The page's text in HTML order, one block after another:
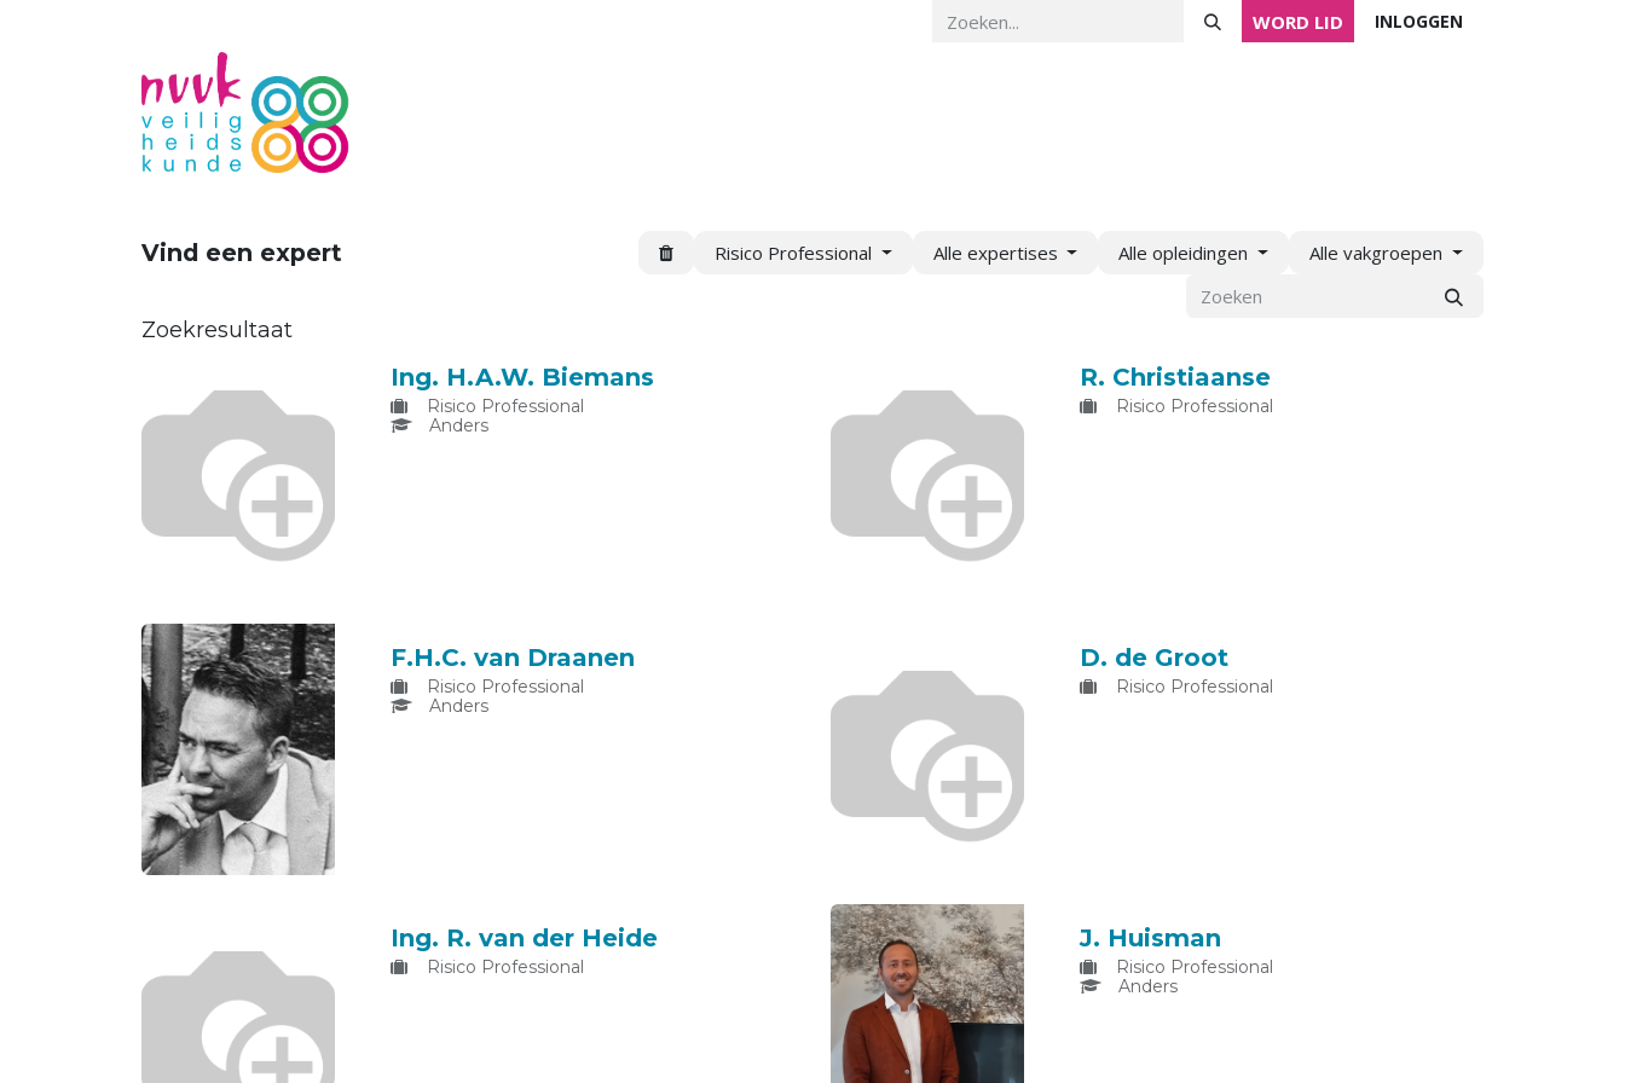
WORD LID INLOGGEN
Vind een expert Risico Professional Alle expertises Alle opleidingen Alle vakgroepen
Zoekresultaat
Ing. H.A.W. Biemans
Risico Professional
Anders
R. Christiaanse
Risico Professional
F.H.C. van Draanen
Risico Professional
Anders
D. de Groot
Risico Professional
Ing. R. van der Heide
Risico Professional
J. Huisman
Risico Professional
Anders